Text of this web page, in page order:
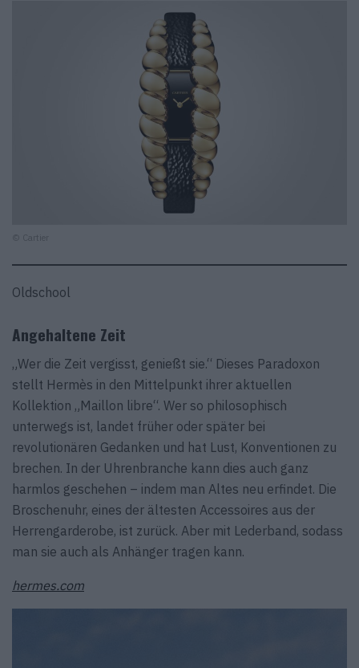
© Cartier
Oldschool
Angehaltene Zeit
„Wer die Zeit vergisst, genießt sie.“ Dieses Paradoxon
stellt Hermès in den Mittelpunkt ihrer aktuellen
Kollektion „Maillon libre“. Wer so philosophisch
unterwegs ist, landet früher oder später bei
revolutionären Gedanken und hat Lust, Konventionen zu
brechen. In der Uhrenbranche kann dies auch ganz
harmlos geschehen – indem man Altes neu erfindet. Die
Broschenuhr, eines der ältesten Accessoires aus der
Herrengarderobe, ist zurück. Aber mit Lederband, sodass
man sie auch als Anhänger tragen kann.
hermes.com